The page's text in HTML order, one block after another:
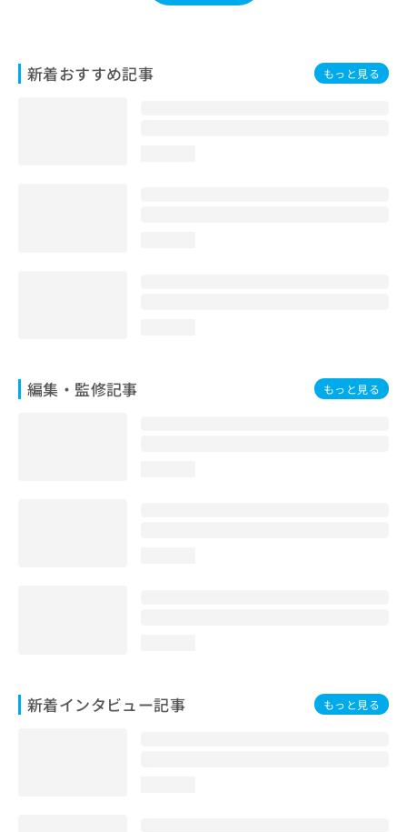
新着おすすめ記事 もっと見る
編集・監修記事 もっと見る
新着インタビュー記事 もっと見る
合
わ